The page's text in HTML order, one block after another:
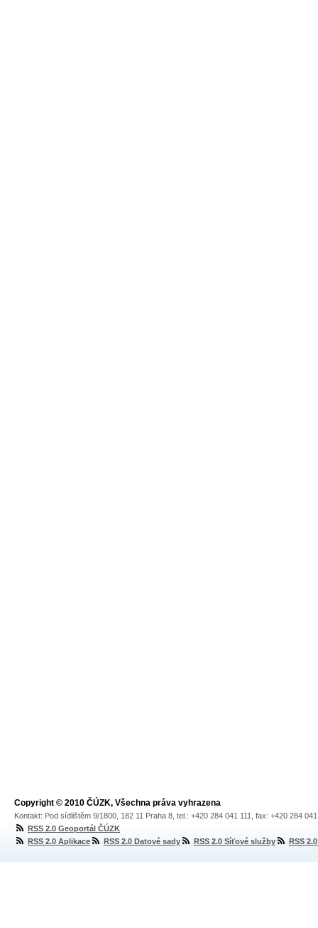
Copyright © 2010 ČÚZK, Všechna práva vyhrazena
Kontakt: Pod sídlištěm 9/1800, 182 11 Praha 8, tel.: +420 284 041 111, fax: +420 284
RSS 2.0 Geoportál ČÚZK
RSS 2.0 Aplikace
RSS 2.0 Datové sady RSS 2.0 Síťové služby RSS